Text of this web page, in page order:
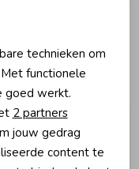
technieken om
functionele
goed werkt.
2 partners
jouw gedrag
content te